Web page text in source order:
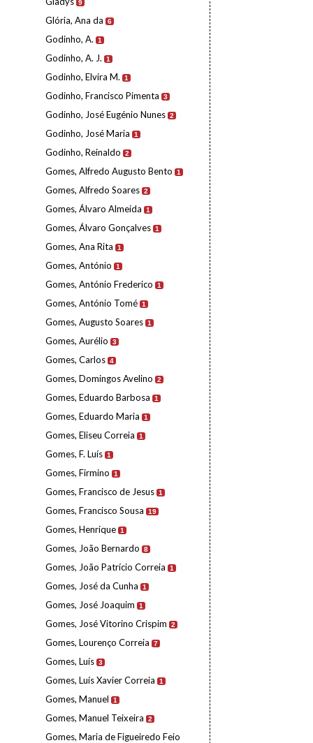
9
Glória, Ana da 6
Godinho, A. 1
Godinho, A. J. 1
Godinho, Elvira M. 1
Godinho, Francisco Pimenta 3
Godinho, José Eugénio Nunes 2
Godinho, José Maria 1
Godinho, Reinaldo 2
Gomes, Alfredo Augusto Bento 1
Gomes, Alfredo Soares 2
Gomes, Álvaro Almeida 1
Gomes, Álvaro Gonçalves 1
Gomes, Ana Rita 1
Gomes, António 1
Gomes, António Frederico 1
Gomes, António Tomé 1
Gomes, Augusto Soares 1
Gomes, Aurélio 3
Gomes, Carlos 4
Gomes, Domingos Avelino 2
Gomes, Eduardo Barbosa 1
Gomes, Eduardo Maria 1
Gomes, Eliseu Correia 1
Gomes, F. Luís 1
Gomes, Firmino 1
Gomes, Francisco de Jesus 1
Gomes, Francisco Sousa 19
Gomes, Henrique 1
Gomes, João Bernardo 8
Gomes, João Patrício Correia 1
Gomes, José da Cunha 1
Gomes, José Joaquim 1
Gomes, José Vitorino Crispim 2
Gomes, Lourenço Correia 7
Gomes, Luís 3
Gomes, Luís Xavier Correia 1
Gomes, Manuel 1
Gomes, Manuel Teixeira 2
Gomes, Maria de Figueiredo Feio